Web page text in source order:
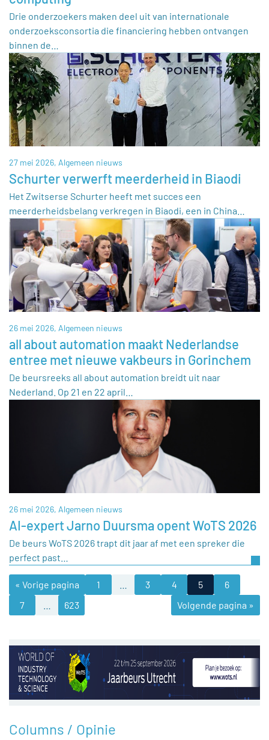
Drie onderzoekers maken deel uit van internationale
onderzoeksconsortia die financiering hebben ontvangen
binnen de…
27 mei 2026, Algemeen nieuws
Schurter verwerft meerderheid in Biaodi
Het Zwitserse Schurter heeft met succes een
meerderheidsbelang verkregen in Biaodi, een in China…
26 mei 2026, Algemeen nieuws
all about automation maakt Nederlandse
entree met nieuwe vakbeurs in Gorinchem
De beursreeks all about automation breidt uit naar
Nederland. Op 21 en 22 april…
26 mei 2026, Algemeen nieuws
AI-expert Jarno Duursma opent WoTS 2026
De beurs WoTS 2026 trapt dit jaar af met een spreker die
perfect past…
« Vorige pagina 1 3 4 5
6
7
623 Volgende pagina »
Columns / Opinie